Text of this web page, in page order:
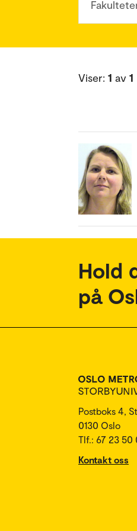
Viser: 1 av 1
Hold
på
Postboks 4,
0130 Oslo
Tlf.: 67 23 50
Kontakt oss